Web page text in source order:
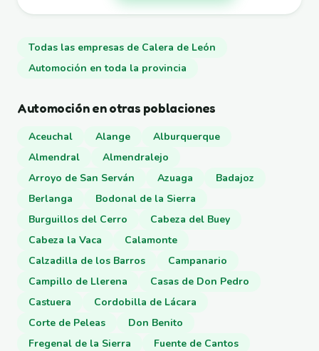
Todas las empresas de Calera de León
Automoción en toda la provincia
Automoción en otras poblaciones
Aceuchal Alange
Alburquerque
Almendral
Almendralejo
Arroyo de San Serván
Azuaga
Badajoz
Berlanga
Bodonal de la Sierra
Burguillos del Cerro
Cabeza del Buey
Cabeza la Vaca
Calamonte
Calzadilla de los Barros
Campanario
Campillo de Llerena
Casas de Don Pedro
Castuera
Cordobilla de Lácara
Corte de Peleas
Don Benito
Fregenal de la Sierra
Fuente de Cantos